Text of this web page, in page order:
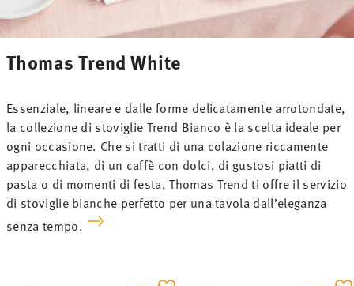
Thomas Trend White
Essenziale, lineare e dalle forme delicatamente arrotondate,
la collezione di stoviglie Trend Bianco è la scelta ideale per
ogni occasione. Che si tratti di una colazione riccamente
apparecchiata, di un caffè con dolci, di gustosi piatti di
pasta o di momenti di festa, Thomas Trend ti offre il servizio
di stoviglie bianche perfetto per una tavola dall’eleganza
senza tempo.